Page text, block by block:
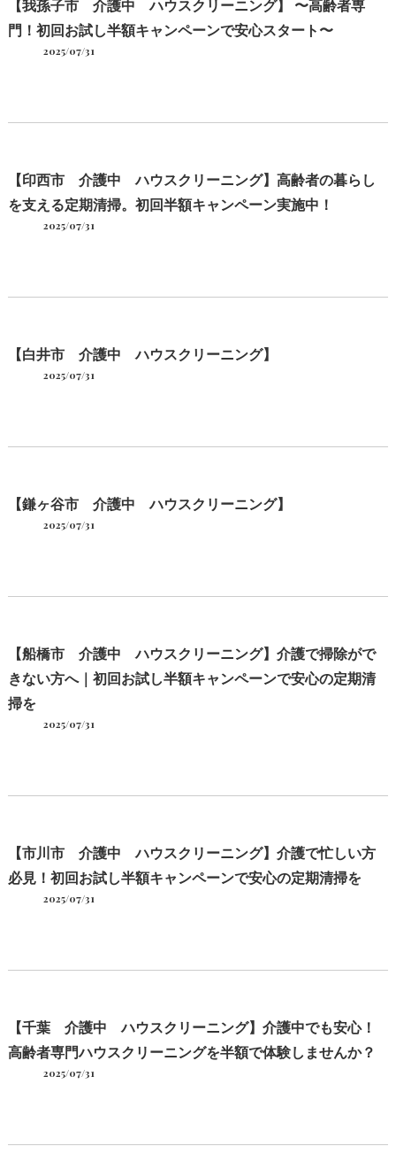
【我孫子市 介護中 ハウスクリーニング】 〜高齢者専
門！初回お試し半額キャンペーンで安心スタート〜
2025/07/31
【印西市 介護中 ハウスクリーニング】高齢者の暮らし
を支える定期清掃。初回半額キャンペーン実施中！
2025/07/31
【白井市 介護中 ハウスクリーニング】
2025/07/31
【鎌ヶ谷市 介護中 ハウスクリーニング】
2025/07/31
【船橋市 介護中 ハウスクリーニング】介護で掃除がで
きない方へ｜初回お試し半額キャンペーンで安心の定期清
掃を
2025/07/31
【市川市 介護中 ハウスクリーニング】介護で忙しい方
必見！初回お試し半額キャンペーンで安心の定期清掃を
2025/07/31
【千葉 介護中 ハウスクリーニング】介護中でも安心！
高齢者専門ハウスクリーニングを半額で体験しませんか？
2025/07/31